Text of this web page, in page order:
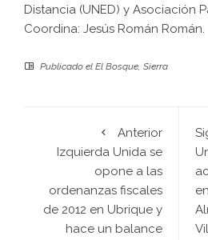
Distancia (UNED) y Asociación
Coordina: Jesús Román Román.
Publicado el El Bosque, Sierra
Anterior
Izquierda Unida se
opone a las
ordenanzas fiscales
de 2012 en Ubrique y
hace un balance